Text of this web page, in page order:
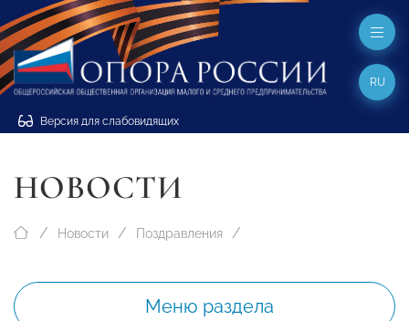
Версия для слабовидящих
RU
НОВОСТИ
Новости Поздравления
Меню раздела